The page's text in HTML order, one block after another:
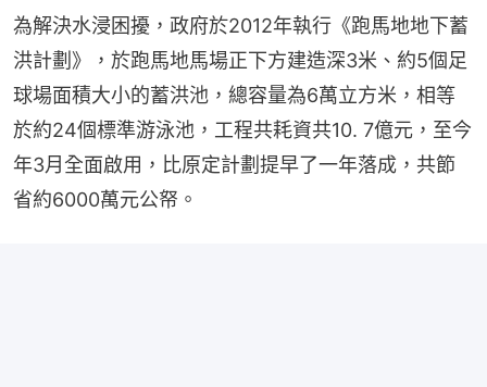
為解決水浸困擾，政府於2012年執行《跑馬地地下蓄
洪計劃》，於跑馬地馬場正下方建造深3米、約5個足
球場面積大小的蓄洪池，總容量為6萬立方米，相等
於約24個標準游泳池，工程共耗資共10. 7億元，至今
年3月全面啟用，比原定計劃提早了一年落成，共節
省約6000萬元公帑。